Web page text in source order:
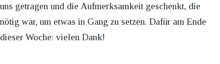
uns getragen und die Aufmerksamkeit geschenkt, die
nötig war, um etwas in Gang zu setzen. Dafür am Ende
dieser Woche: vielen Dank!